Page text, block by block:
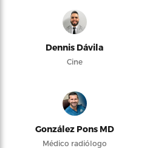
Dennis Dávila
Cine
González Pons MD
Médico radiólogo